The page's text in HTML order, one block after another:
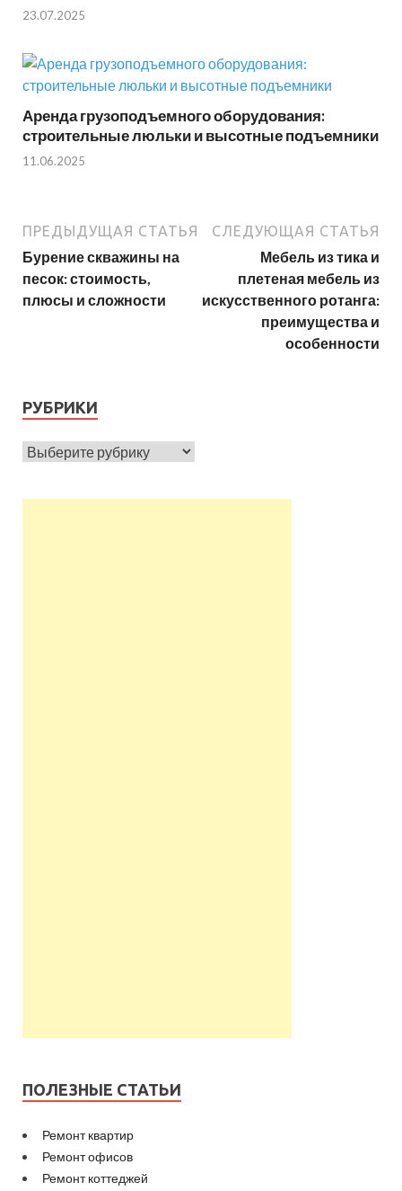
23.07.2025
Аренда грузоподъемного оборудования:
строительные люльки и высотные подъемники
11.06.2025
ПРЕДЫДУЩАЯ СТАТЬЯ
Бурение скважины на
песок: стоимость,
плюсы и сложности
СЛЕДУЮЩАЯ СТАТЬЯ
Мебель из тика и
плетеная мебель из
искусственного ротанга:
преимущества и
особенности
РУБРИКИ
ПОЛЕЗНЫЕ СТАТЬИ
Ремонт квартир
Ремонт офисов
Ремонт коттеджей